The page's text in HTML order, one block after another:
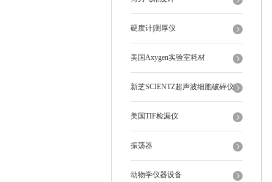
硬度计|测厚仪
美国Axygen实验室耗材
新芝SCIENTZ超声波细胞破碎仪
美国TIF检漏仪
振荡器
动物学仪器设备